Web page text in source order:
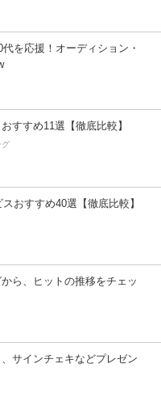
を応援！オーディション・
すすめ11選【徹底比較】
グ
おすすめ40選【徹底比較】
ら、ヒットの推移をチェッ
サインチェキなどプレゼン